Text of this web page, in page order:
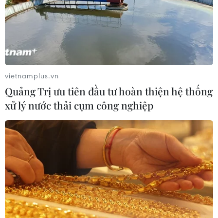
Giá dầu chạm mức cao nhất trong bối
cảnh OPEC định tăng sản lượng
24/04/2019 01:39
vietnamplus.vn
Quảng Trị ưu tiên đầu tư hoàn thiện hệ thống
xử lý nước thải cụm công nghiệp